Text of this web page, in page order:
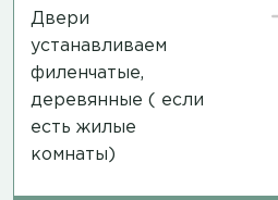
Двери
устанавливаем
филенчатые,
деревянные ( если
есть жилые
комнаты)